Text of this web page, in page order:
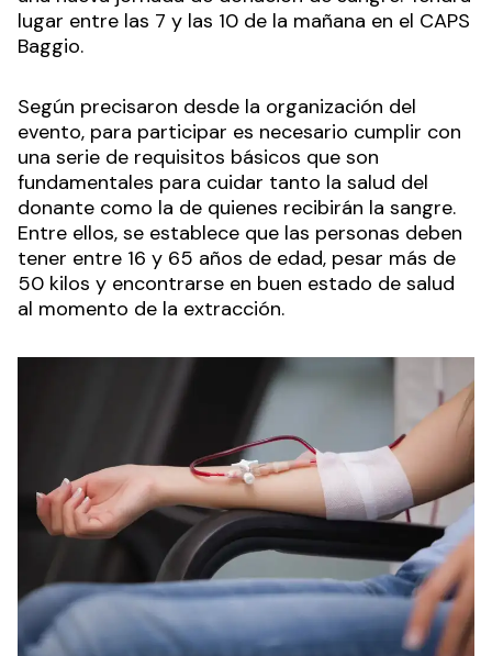
lugar entre las 7 y las 10 de la mañana en el CAPS
Baggio.
Según precisaron desde la organización del
evento, para participar es necesario cumplir con
una serie de requisitos básicos que son
fundamentales para cuidar tanto la salud del
donante como la de quienes recibirán la sangre.
Entre ellos, se establece que las personas deben
tener entre 16 y 65 años de edad, pesar más de
50 kilos y encontrarse en buen estado de salud
al momento de la extracción.